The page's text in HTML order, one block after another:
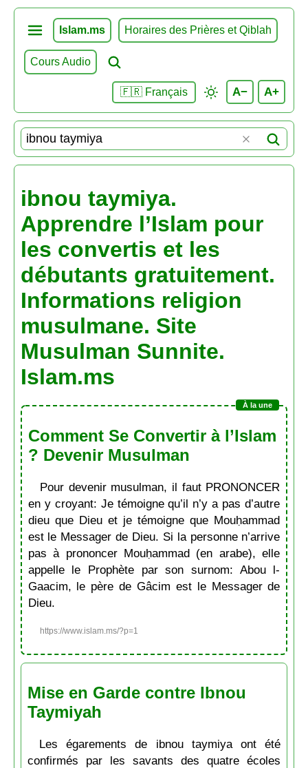
Islam.ms Horaires des Prières et Qiblah
Cours Audio
🇫🇷 Français A− A+
ibnou taymiya.
Apprendre l’Islam pour
les convertis et les
débutants gratuitement.
Informations religion
musulmane. Site
Musulman Sunnite.
Islam.ms
Comment Se Convertir à l’Islam
? Devenir Musulman
Pour devenir musulman, il faut PRONONCER
en y croyant: Je témoigne qu’il n’y a pas d’autre
dieu que Dieu et je témoigne que Mouḥammad
est le Messager de Dieu. Si la personne n’arrive
pas à prononcer Mouḥammad (en arabe), elle
appelle le Prophète par son surnom: Abou l-
Gaacim, le père de Gâcim est le Messager de
Dieu.
https://www.islam.ms/?p=1
Mise en Garde contre Ibnou
Taymiyah
Les égarements de ibnou taymiya ont été
confirmés par les savants des quatre écoles